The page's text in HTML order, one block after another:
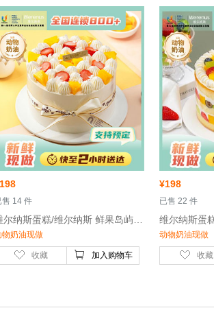
198
售 14 件
物奶油现做
收藏 加入购物车
¥198
已售 22 件
动物奶油现做
收藏